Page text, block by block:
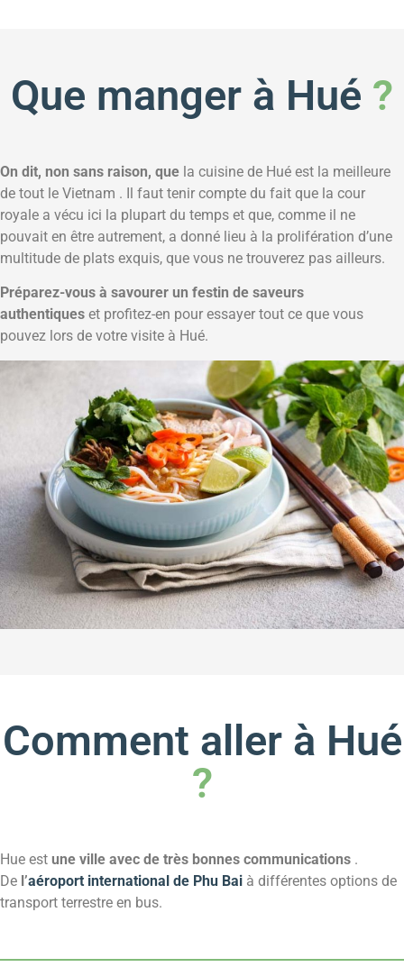
Que manger à Hué ?
On dit, non sans raison, que la cuisine de Hué est la meilleure
de tout le Vietnam . Il faut tenir compte du fait que la cour
royale a vécu ici la plupart du temps et que, comme il ne
pouvait en être autrement, a donné lieu à la prolifération d’une
multitude de plats exquis, que vous ne trouverez pas ailleurs.
Préparez-vous à savourer un festin de saveurs
authentiques et profitez-en pour essayer tout ce que vous
pouvez lors de votre visite à Hué.
Comment aller à Hué
?
Hue est une ville avec de très bonnes communications .
De l’aéroport international de Phu Bai à différentes options de
transport terrestre en bus.